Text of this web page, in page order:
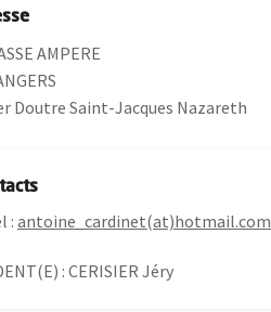
AMPERE
Doutre Saint-Jacques Nazareth
:antoine_cardinet(at)hotmail.com
: CERISIER Jéry